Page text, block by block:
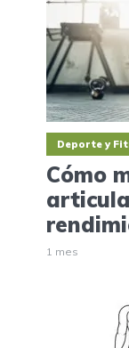
Deporte y
Cómo
1 mes